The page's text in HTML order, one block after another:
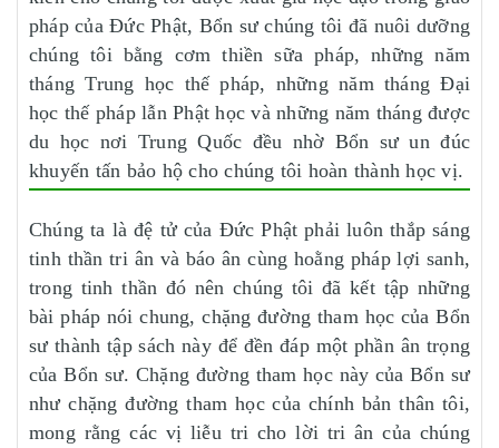
pháp của Đức Phật, Bổn sư chúng tôi đã nuôi dưỡng
chúng tôi bằng cơm thiền sữa pháp, những năm
tháng Trung học thế pháp, những năm tháng Đại
học thế pháp lẫn Phật học và những năm tháng được
du học nơi Trung Quốc đều nhờ Bổn sư un đúc
khuyến tấn bảo hộ cho chúng tôi hoàn thành học vị.
Chúng ta là đệ tử của Đức Phật phải luôn thắp sáng
tinh thần tri ân và báo ân cùng hoằng pháp lợi sanh,
trong tinh thần đó nên chúng tôi đã kết tập những
bài pháp nói chung, chặng đường tham học của Bổn
sư thành tập sách này để đền đáp một phần ân trọng
của Bổn sư. Chặng đường tham học này của Bổn sư
như chặng đường tham học của chính bản thân tôi,
mong rằng các vị liễu tri cho lời tri ân của chúng